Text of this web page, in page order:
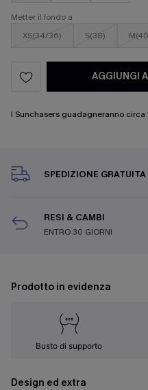
Metter il fondo a
XS(34/36)
S(38)
AGGIUNGI
I Sunchasers guadagneranno circa
SPEDIZIONE
RESI & CAMBI
ENTRO 30 GIORNI
Prodotto in evidenza
Busto di supporto
Design ed extra